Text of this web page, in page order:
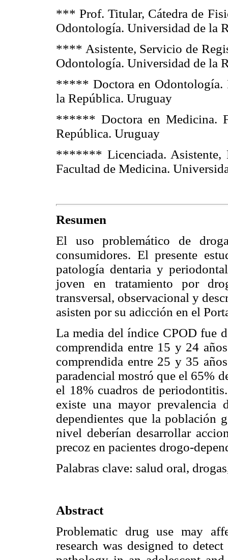
*** Prof. Titular, Cátedra de
Odontología. Universidad de la
**** Asistente, Servicio de
Odontología. Universidad de la
***** Doctora en Odontología.
la República. Uruguay
****** Doctora en Medicina.
República. Uruguay
******* Licenciada. Asistente,
Facultad de Medicina.
Resumen
El uso problemático de
consumidores. El presente
patología dentaria y
joven en tratamiento por
transversal, observacional y
asisten por su adicción en el
La media del índice CPOD fue
comprendida entre 15 y 24
comprendida entre 25 y 35
paradencial mostró que el 65%
el 18% cuadros de
existe una mayor prevalencia
dependientes que la población
nivel deberían desarrollar
precoz en pacientes drogo-
Palabras clave: salud oral,
Abstract
Problematic drug use may
research was designed to